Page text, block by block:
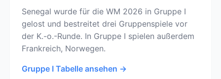
Senegal wurde für die WM 2026 in Gruppe I
gelost und bestreitet drei Gruppenspiele vor
der K.-o.-Runde. In Gruppe I spielen außerdem
Frankreich, Norwegen.
Gruppe I Tabelle ansehen →